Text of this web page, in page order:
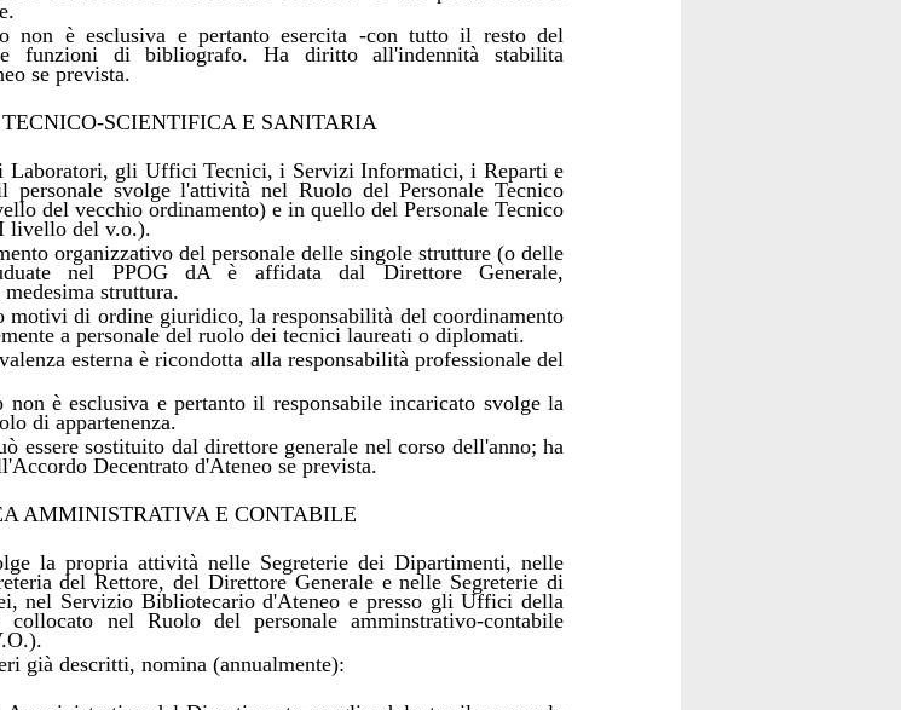
non è esclusiva e pertanto esercita -con tutto il resto del
funzioni di bibliografo. Ha diritto all'indennità stabilita
se prevista.
SCIENTIFICA E SANITARIA
i Laboratori, gli Uffici Tecnici, i Servizi Informatici, i Reparti e
svolge l'attività nel Ruolo del Personale Tecnico
del vecchio ordinamento) e in quello del Personale Tecnico
livello del v.o.).
organizzativo del personale delle singole strutture (o delle
nel PPOG dA è affidata dal Direttore Generale,
struttura.
motivi di ordine giuridico, la responsabilità del coordinamento
a personale del ruolo dei tecnici laureati o diplomati.
esterna è ricondotta alla responsabilità professionale del
è esclusiva e pertanto il responsabile incaricato svolge la
di appartenenza.
essere sostituito dal direttore generale nel corso dell'anno; ha
Decentrato d'Ateneo se prevista.
AMMINISTRATIVA E CONTABILE
la propria attività nelle Segreterie dei Dipartimenti, nelle
del Rettore, del Direttore Generale e nelle Segreterie di
nel Servizio Bibliotecario d'Ateneo e presso gli Uffici della
collocato nel Ruolo del personale amminstrativo-contabile
già descritti, nomina (annualmente):